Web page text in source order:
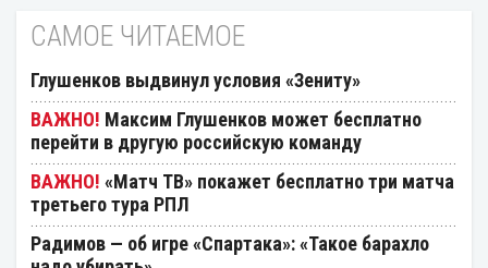
САМОЕ ЧИТАЕМОЕ
Глушенков выдвинул условия «Зениту»
Максим Глушенков может бесплатно
перейти в другую российскую команду
«Матч ТВ» покажет бесплатно три матча
третьего тура РПЛ
Радимов — об игре «Спартака»: «Такое барахло